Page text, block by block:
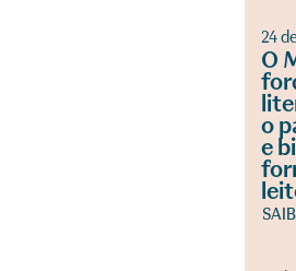
24
O
o
e